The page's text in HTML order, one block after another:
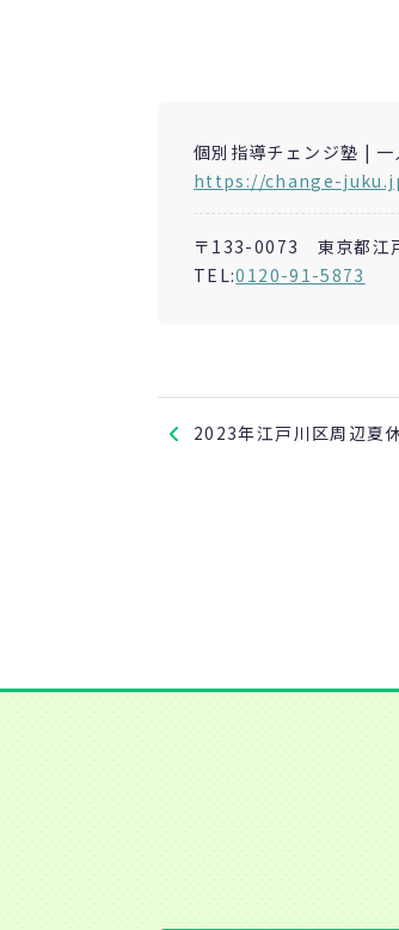
個別指導チェンジ塾 | 一
https://change-
〒133-0073 東京都江
TEL:0120-91-5873
2023年江戸川区周辺夏